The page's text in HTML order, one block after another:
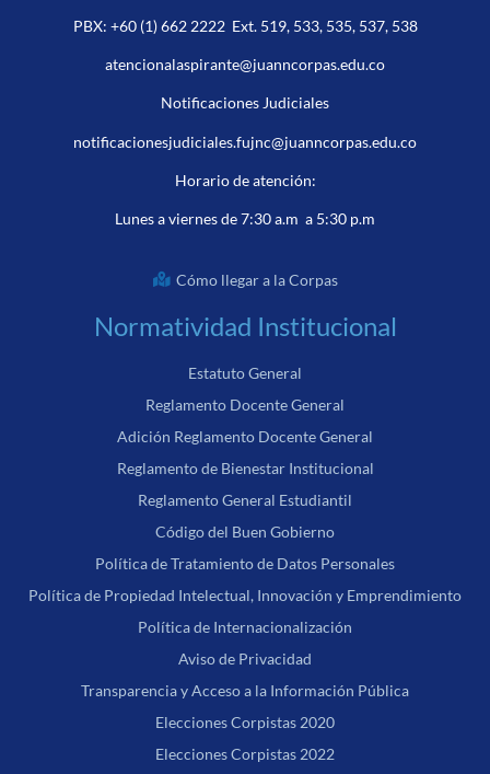
PBX: +60 (1) 662 2222Ext. 519, 533, 535, 537, 538
atencionalaspirante@juanncorpas.edu.co
Notificaciones Judiciales
notificacionesjudiciales.fujnc@juanncorpas.edu.co
Horario de atención:
Lunes a viernes de 7:30 a.m a 5:30 p.m
Cómo llegar a la Corpas
Normatividad Institucional
Estatuto General
Reglamento Docente General
Adición Reglamento Docente General
Reglamento de Bienestar Institucional
Reglamento General Estudiantil
Código del Buen Gobierno
Política de Tratamiento de Datos Personales
Política de Propiedad Intelectual, Innovación y Emprendimiento
Política de Internacionalización
Aviso de Privacidad
Transparencia y Acceso a la Información Pública
Elecciones Corpistas 2020
Elecciones Corpistas 2022